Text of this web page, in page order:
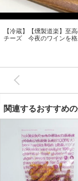
【冷蔵】【燻製道楽】至
チーズ 今夜のワインを格
関連するおすすめ